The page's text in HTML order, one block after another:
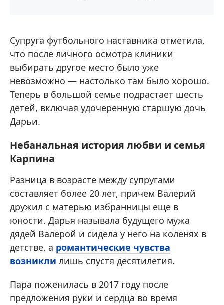
Супруга футбольного наставника отметила,
что после личного осмотра клиники
выбирать другое место было уже
невозможно — настолько там было хорошо.
Теперь в большой семье подрастает шесть
детей, включая удочеренную старшую дочь
Дарьи.
Небанальная история любви и семья
Карпина
Разница в возрасте между супругами
составляет более 20 лет, причем Валерий
дружил с матерью избранницы еще в
юности. Дарья называла будущего мужа
дядей Валерой и сидела у него на коленях в
детстве, а романтические чувства
возникли лишь спустя десятилетия.
Пара поженилась в 2017 году после
предложения руки и сердца во время